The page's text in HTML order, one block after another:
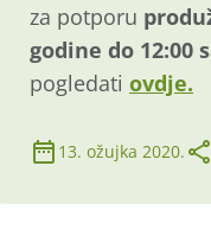
za potporu
godine do 12:00
pogledati ovdje.
13. ožujka 2020.